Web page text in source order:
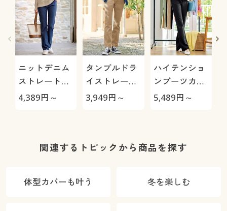
ニットデニム
ストレートパ
ンツ(スマート
わらか・選べ
OK・1年中は
4,389円～
タンブルドラ
イストレート
パンツ(ストレ
カット・静電
3,949円～
ハイテンショ
ンブーツカッ
トパンツ(美脚
地使用・シワ
ト)
5,489円～
関連するトピックから商品を探す
体型カバーも叶う 冬を楽しむ